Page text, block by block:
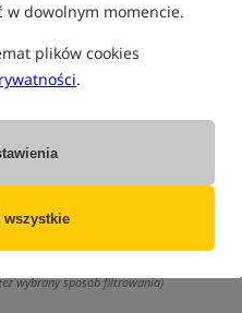
w dowolnym momencie.
plików cookies
.
wszystkie
wybrany sposób filtrowania)